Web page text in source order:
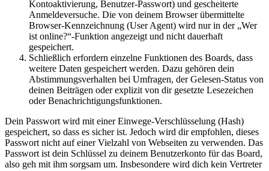
Kontoaktivierung, Benutzer-Passwort) und gescheiterte
Anmeldeversuche. Die von deinem Browser übermittelte
Browser-Kennzeichnung (User Agent) wird nur in der „Wer
ist online?“-Funktion angezeigt und nicht dauerhaft
gespeichert.
Schließlich erfordern einzelne Funktionen des Boards, dass
weitere Daten gespeichert werden. Dazu gehören dein
Abstimmungsverhalten bei Umfragen, der Gelesen-Status von
deinen Beiträgen oder explizit von dir gesetzte Lesezeichen
oder Benachrichtigungsfunktionen.
Dein Passwort wird mit einer Einwege-Verschlüsselung (Hash)
gespeichert, so dass es sicher ist. Jedoch wird dir empfohlen, dieses
Passwort nicht auf einer Vielzahl von Webseiten zu verwenden. Das
Passwort ist dein Schlüssel zu deinem Benutzerkonto für das Board,
also geh mit ihm sorgsam um. Insbesondere wird dich kein Vertreter